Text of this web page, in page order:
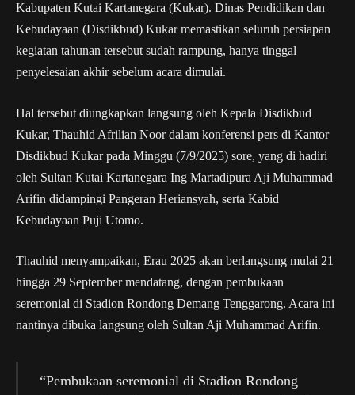
Kabupaten Kutai Kartanegara (Kukar). Dinas Pendidikan dan
Kebudayaan (Disdikbud) Kukar memastikan seluruh persiapan
kegiatan tahunan tersebut sudah rampung, hanya tinggal
penyelesaian akhir sebelum acara dimulai.
Hal tersebut diungkapkan langsung oleh Kepala Disdikbud
Kukar, Thauhid Afrilian Noor dalam konferensi pers di Kantor
Disdikbud Kukar pada Minggu (7/9/2025) sore, yang di hadiri
oleh Sultan Kutai Kartanegara Ing Martadipura Aji Muhammad
Arifin didampingi Pangeran Heriansyah, serta Kabid
Kebudayaan Puji Utomo.
Thauhid menyampaikan, Erau 2025 akan berlangsung mulai 21
hingga 29 September mendatang, dengan pembukaan
seremonial di Stadion Rondong Demang Tenggarong. Acara ini
nantinya dibuka langsung oleh Sultan Aji Muhammad Arifin.
“Pembukaan seremonial di Stadion Rondong